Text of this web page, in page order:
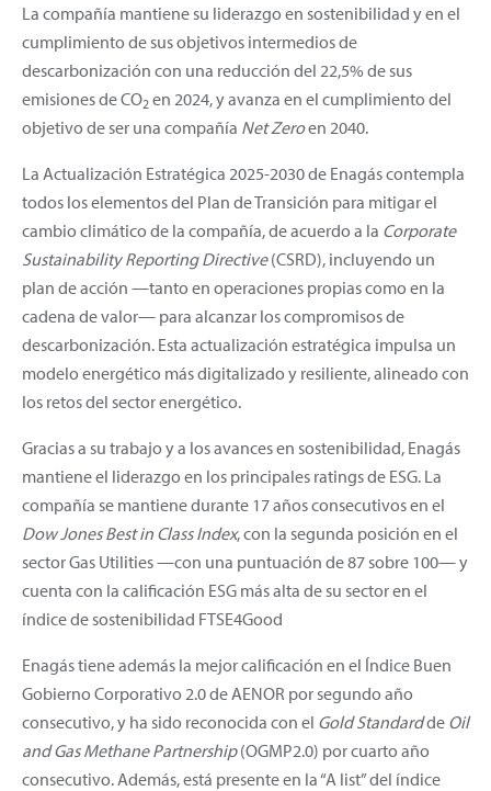
La compañía mantiene su liderazgo en sostenibilidad y en el
cumplimiento de sus objetivos intermedios de
descarbonización con una reducción del 22,5% de sus
emisiones de CO2 en 2024, y avanza en el cumplimiento del
objetivo de ser una compañía Net Zeroen 2040.
La Actualización Estratégica 2025-2030 de Enagás contempla
todos los elementos del Plan de Transición para mitigar el
cambio climático de la compañía, de acuerdo a la Corporate
Sustainability Reporting Directive(CSRD), incluyendo un
plan de acción —tanto en operaciones propias como en la
cadena de valor— para alcanzar los compromisos de
descarbonización. Esta actualización estratégica impulsa un
modelo energético más digitalizado y resiliente, alineado con
los retos del sector energético.
Gracias a su trabajo y a los avances en sostenibilidad, Enagás
mantiene el liderazgo en los principales ratings de ESG. La
compañía se mantiene durante 17 años consecutivos en el
Dow Jones Best in Class Index, con la segunda posición en el
sector Gas Utilities —con una puntuación de 87 sobre 100— y
cuenta con la calificación ESG más alta de su sector en el
índice de sostenibilidad FTSE4Good
Enagás tiene además la mejor calificación en el Índice Buen
Gobierno Corporativo 2.0 de AENOR por segundo año
consecutivo, y ha sido reconocida con el Gold Standardde Oil
and Gas Methane Partnership(OGMP2.0) por cuarto año
consecutivo. Además, está presente en la “A list” del índice